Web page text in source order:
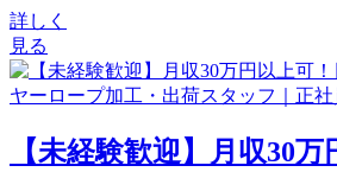
詳しく
見る
【未経験歓迎】月収30